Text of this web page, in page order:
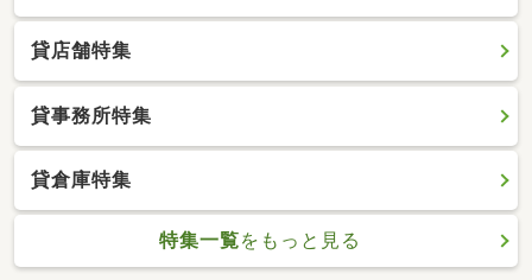
貸店舗特集
貸事務所特集
貸倉庫特集
特集一覧をもっと見る